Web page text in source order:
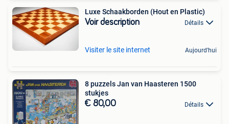
Luxe Schaakborden (Hout en Plastic)
Voir description Détails
Visiter le site internet Aujourd'hui
8 puzzels Jan van Haasteren 1500
stukjes
€ 80,00 Détails